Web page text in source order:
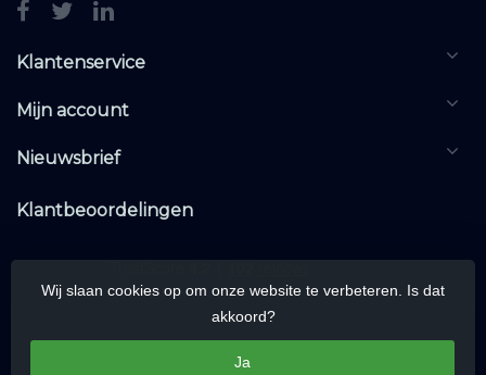
Klantenservice
Mijn account
Nieuwsbrief
Klantbeoordelingen
Wij slaan cookies op om onze website te verbeteren. Is dat
akkoord?
Ja